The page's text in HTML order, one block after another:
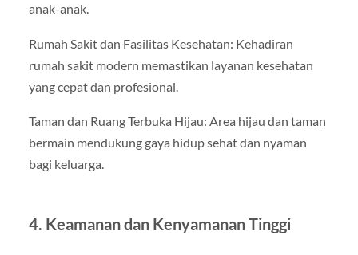
anak-anak.
Rumah Sakit dan Fasilitas Kesehatan: Kehadiran
rumah sakit modern memastikan layanan kesehatan
yang cepat dan profesional.
Taman dan Ruang Terbuka Hijau: Area hijau dan taman
bermain mendukung gaya hidup sehat dan nyaman
bagi keluarga.
4. Keamanan dan Kenyamanan Tinggi